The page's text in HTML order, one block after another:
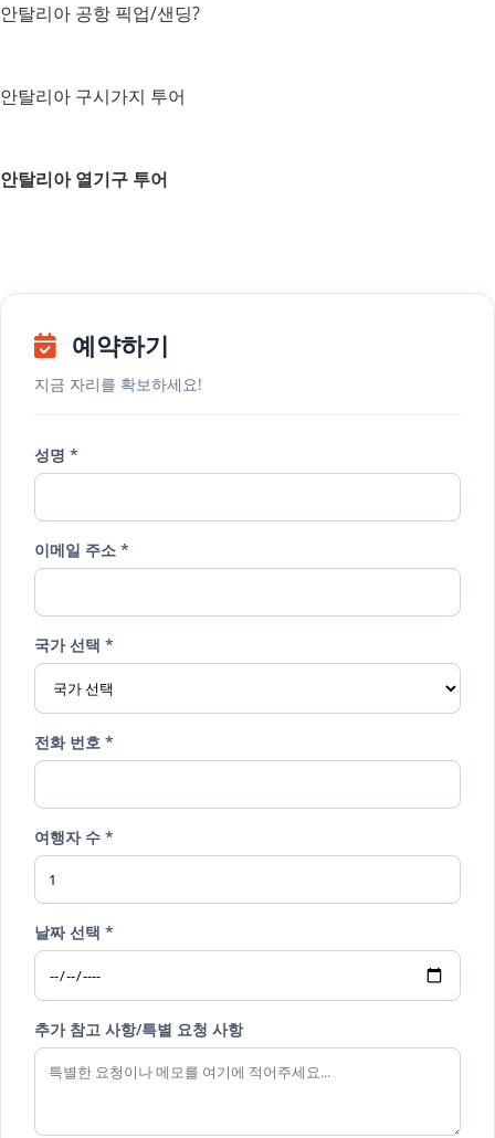
안탈리아 공항 픽업/샌딩?
안탈리아 구시가지 투어
안탈리아 열기구 투어
예약하기
지금 자리를 확보하세요!
성명 *
이메일 주소 *
국가 선택 *
전화 번호 *
여행자 수 *
날짜 선택 *
추가 참고 사항/특별 요청 사항